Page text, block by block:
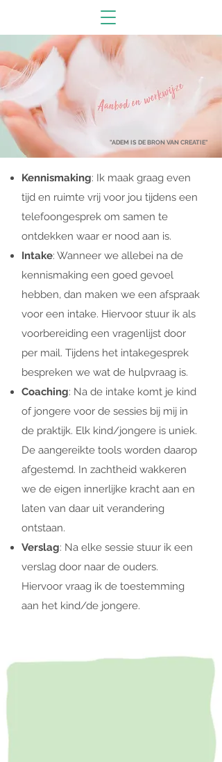
"ADEM IS DE BRON VAN CREATIE"
Kennismaking: Ik maak graag even
tijd en ruimte vrij voor jou tijdens een
telefoongesprek om samen te
ontdekken waar er nood aan is.
Intake: Wanneer we allebei na de
kennismaking een goed gevoel
hebben, dan maken we een afspraak
voor een intake. Hiervoor stuur ik als
voorbereiding een vragenlijst door
per mail. Tijdens het intakegesprek
bespreken we wat de hulpvraag is.
Coaching: Na de intake komt je kind
of jongere voor de sessies bij mij in
de praktijk. Elk kind/jongere is uniek.
De aangereikte tools worden daarop
afgestemd. In zachtheid wakkeren
we de eigen innerlijke kracht aan en
laten van daar uit verandering
ontstaan.
Verslag: Na elke sessie stuur ik een
verslag door naar de ouders.
Hiervoor vraag ik de toestemming
aan het kind/de jongere.